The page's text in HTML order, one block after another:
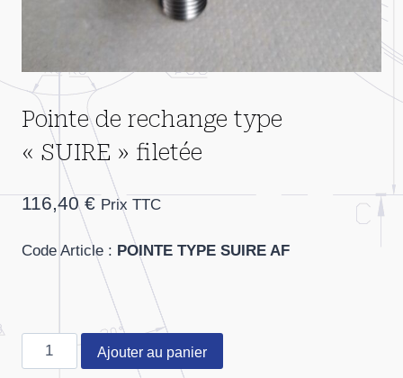
Pointe de rechange type
« SUIRE » filetée
116,40 € Prix TTC
Code Article : POINTE TYPE SUIRE AF
quantité
de
Ajouter au panier